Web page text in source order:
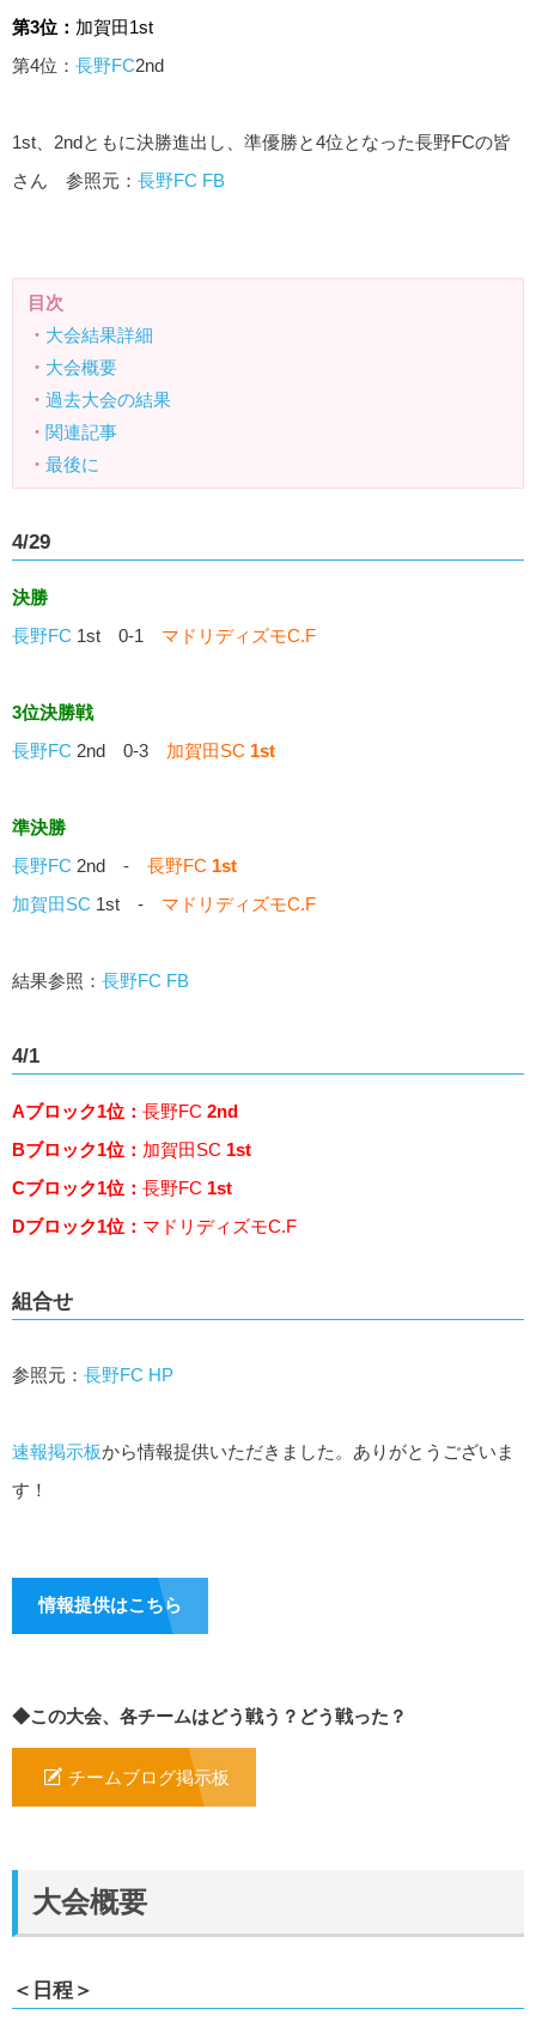
第3位： 加賀田1st
第4位： 長野FC2nd
1st、2ndともに決勝進出し、準優勝と4位となった長野FCの皆
さん 参照元： 長野FC FB
目次
・ 大会結果詳細
・ 大会概要
・ 過去大会の結果
・ 関連記事
・ 最後に
4/29
決勝
長野FC 1st 0-1 マドリディズモC.F
3位決勝戦
長野FC 2nd 0-3 加賀田SC 1st
準決勝
長野FC 2nd - 長野FC 1st
加賀田SC 1st - マドリディズモC.F
結果参照： 長野FC FB
4/1
Aブロック1位： 長野FC 2nd
Bブロック1位： 加賀田SC 1st
Cブロック1位： 長野FC 1st
Dブロック1位： マドリディズモC.F
組合せ
参照元： 長野FC HP
速報掲示板から情報提供いただきました。ありがとうございま
す！
情報提供はこちら
◆この大会、各チームはどう戦う？どう戦った？
チームブログ掲示板
大会概要
＜日程＞